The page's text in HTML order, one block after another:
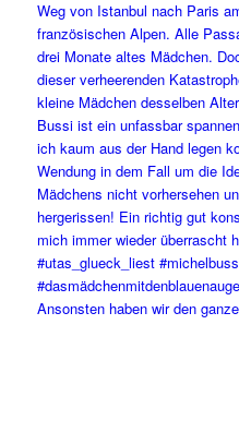
Ansonsten haben wir den